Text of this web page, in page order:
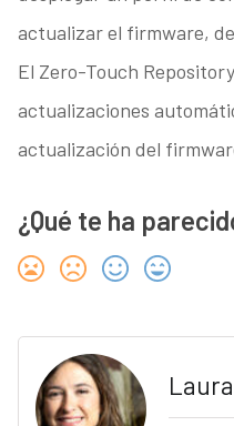
actualizar el firmware,
El Zero-Touch
actualizaciones
actualización del
¿Qué te ha